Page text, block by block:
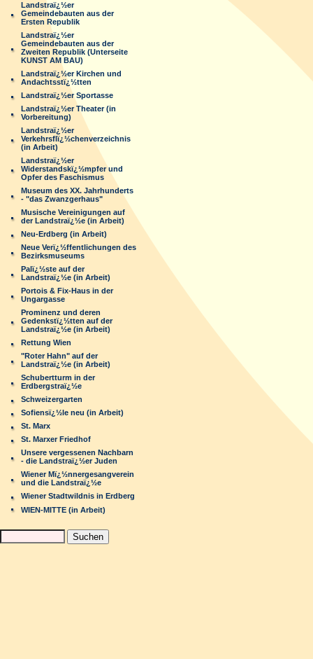
Landstraï¿½er
Gemeindebauten aus der
Ersten Republik
Landstraï¿½er
Gemeindebauten aus der
Zweiten Republik (Unterseite
KUNST AM BAU)
Landstraï¿½er Kirchen und
Andachtsstï¿½tten
Landstraï¿½er Sportasse
Landstraï¿½er Theater (in
Vorbereitung)
Landstraï¿½er
Verkehrsflï¿½chenverzeichnis
(in Arbeit)
Landstraï¿½er
Widerstandskï¿½mpfer und
Opfer des Faschismus
Museum des XX. Jahrhunderts
- "das Zwanzgerhaus"
Musische Vereinigungen auf
der Landstraï¿½e (in Arbeit)
Neu-Erdberg (in Arbeit)
Neue Verï¿½ffentlichungen des
Bezirksmuseums
Palï¿½ste auf der
Landstraï¿½e (in Arbeit)
Portois & Fix-Haus in der
Ungargasse
Prominenz und deren
Gedenkstï¿½tten auf der
Landstraï¿½e (in Arbeit)
Rettung Wien
"Roter Hahn" auf der
Landstraï¿½e (in Arbeit)
Schubertturm in der
Erdbergstraï¿½e
Schweizergarten
Sofiensï¿½le neu (in Arbeit)
St. Marx
St. Marxer Friedhof
Unsere vergessenen Nachbarn
- die Landstraï¿½er Juden
Wiener Mï¿½nnergesangverein
und die Landstraï¿½e
Wiener Stadtwildnis in Erdberg
WIEN-MITTE (in Arbeit)